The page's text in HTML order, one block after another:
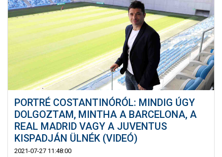
PORTRÉ COSTANTINÓRÓL: MINDIG ÚGY
DOLGOZTAM, MINTHA A BARCELONA, A
REAL MADRID VAGY A JUVENTUS
KISPADJÁN ÜLNÉK (VIDEÓ)
2021-07-27 11:48:00